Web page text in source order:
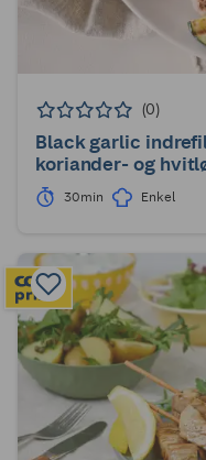
(0)
Black garlic
koriander- og
30min Enkel